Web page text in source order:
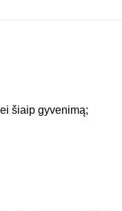
šiaip gyvenimą;